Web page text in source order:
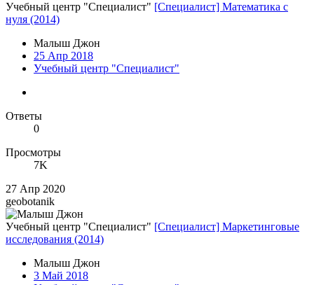
Учебный центр "Специалист" [Специалист] Математика с
нуля (2014)
Малыш Джон
25 Апр 2018
Учебный центр "Специалист"
Ответы
0
Просмотры
7K
27 Апр 2020
geobotanik
Учебный центр "Специалист" [Специалист] Маркетинговые
исследования (2014)
Малыш Джон
3 Май 2018